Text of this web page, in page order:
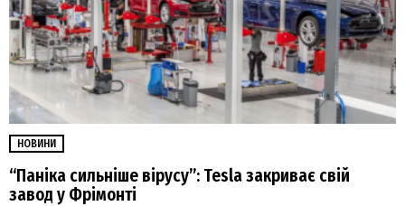
НОВИНИ
“Паніка сильніше вірусу”: Tesla закриває свій
завод у Фрімонті